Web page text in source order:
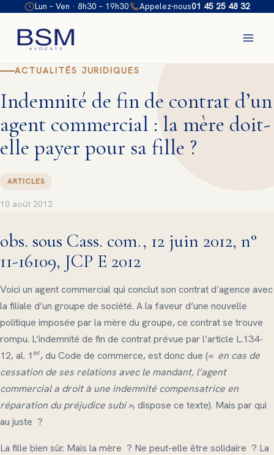
contenu
Lun – Ven · 8h30 – 19h30 Appelez-nous01 45 25 48 32
ACTUALITÉS JURIDIQUES
Indemnité de fin de contrat d’un
agent commercial : la mère doit-
elle payer pour sa fille ?
ARTICLES
10 août 2012
obs. sous Cass. com., 12 juin 2012, n°
11-16109, JCP E 2012
Voici un agent commercial qui conclut son contrat d’agence avec
la filiale d’un groupe de société. A la faveur d’une nouvelle
politique imposée par la mère du groupe, ce contrat se trouve
rompu. L’indemnité de fin de contrat prévue par l’article L.134-
12, al. 1 er, du Code de commerce, est donc due (« en cas de
cessation de ses relations avec le mandant, l’agent
commercial a droit à une indemnité compensatrice en
réparation du préjudice subi », dispose ce texte). Mais par qui
au juste ?
La fille bien sûr. Mais la mère ? Ne peut-elle être solidaire ? La